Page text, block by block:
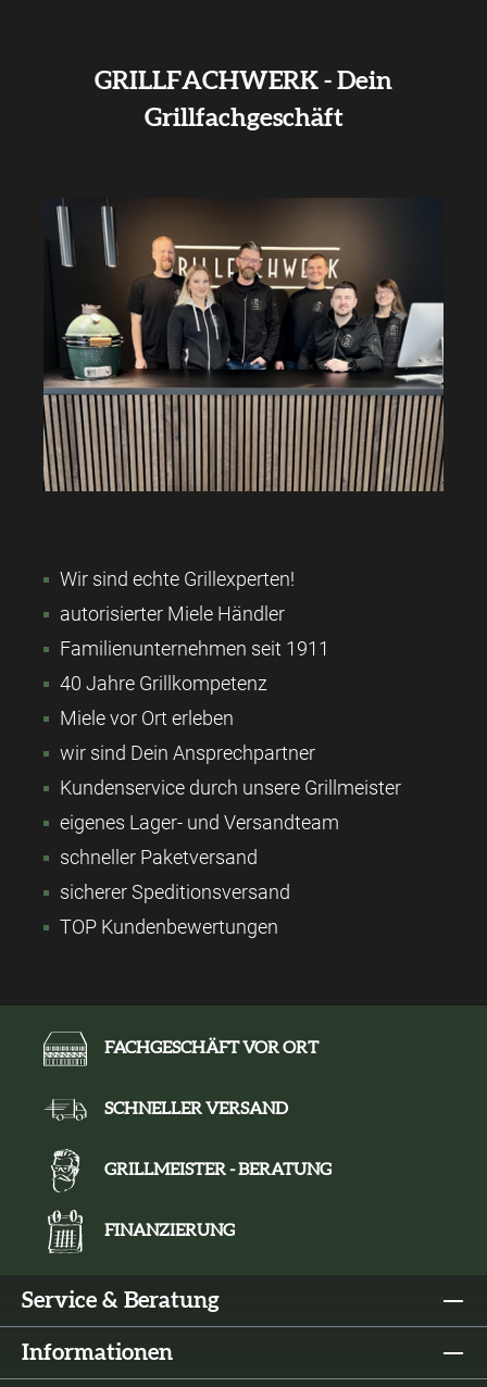
GRILLFACHWERK - Dein
Grillfachgeschäft
Wir sind echte Grillexperten!
autorisierter Miele Händler
Familienunternehmen seit 1911
40 Jahre Grillkompetenz
Miele vor Ort erleben
wir sind Dein Ansprechpartner
Kundenservice durch unsere Grillmeister
eigenes Lager- und Versandteam
schneller Paketversand
sicherer Speditionsversand
TOP Kundenbewertungen
FACHGESCHÄFT VOR ORT
SCHNELLER VERSAND
GRILLMEISTER - BERATUNG
FINANZIERUNG
Service & Beratung
Informationen